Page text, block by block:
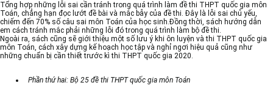
Tổng hợp những lỗi sai cần tránh trong quá trình làm đề thi THPT quốc gia môn
Toán, chẳng hạn đọc lướt đề bài và mắc bẫy của đề thi. Đây là lỗi sai chủ yếu,
chiếm đến 70% số câu sai môn Toán của học sinh.Đồng thời, sách hướng dẫn
em cách tránh mắc phải những lỗi đó trong quá trình làm bộ đề thi.
Ngoài ra, sách cũng sẽ giới thiệu một số lưu ý khi ôn luyện và thi THPT quốc gia
môn Toán, cách xây dựng kế hoạch học tập và nghỉ ngơi hiệu quả cũng như
những chuẩn bị cần thiết trước kì thi THPT quốc gia 2020.
Phần thứ hai: Bộ 25 đề thi THPT quốc gia môn Toán